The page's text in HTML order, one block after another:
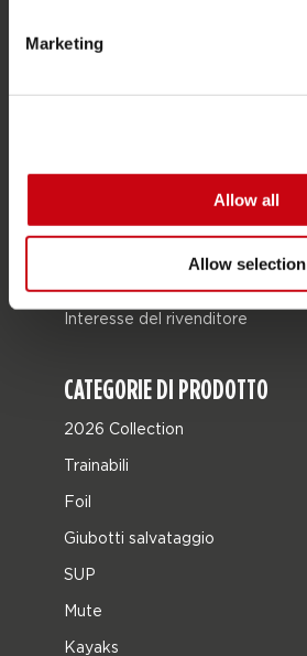
Marketing
Allow all
Allow selection
Pezzi di ricambio
JOBE SPORTS
Proposito di Jobe
Interesse del rivenditore
CATEGORIE DI PRODOTTO
2026 Collection
Trainabili
Foil
Giubotti salvataggio
SUP
Mute
Kayaks